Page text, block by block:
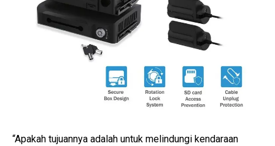
“Apakah tujuannya adalah untuk melindungi kendaraan